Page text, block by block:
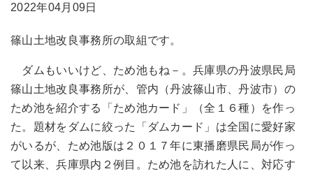
2022年04月09日
篠山土地改良事務所の取組です。
ダムもいいけど、ため池もね－。兵庫県の丹波県民局
篠山土地改良事務所が、管内（丹波篠山市、丹波市）の
ため池を紹介する「ため池カード」（全１６種）を作っ
た。題材をダムに絞った「ダムカード」は全国に愛好家
がいるが、ため池版は２０１７年に東播磨県民局が作っ
て以来、兵庫県内２例目。ため池を訪れた人に、対応す